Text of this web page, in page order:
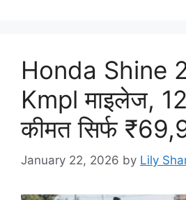
Honda Shine
Kmpl माइलेज,
कीमत सिर्फ
January 22, 2026 by Lily